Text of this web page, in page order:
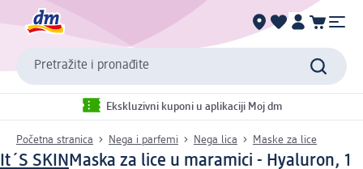
Pretražite i pronađite
Ekskluzivni kuponi u aplikaciji Moj dm
Početna stranica Nega i parfemi Nega lica Maske za lice
It´S SKINMaska za lice u maramici - Hyaluron, 1